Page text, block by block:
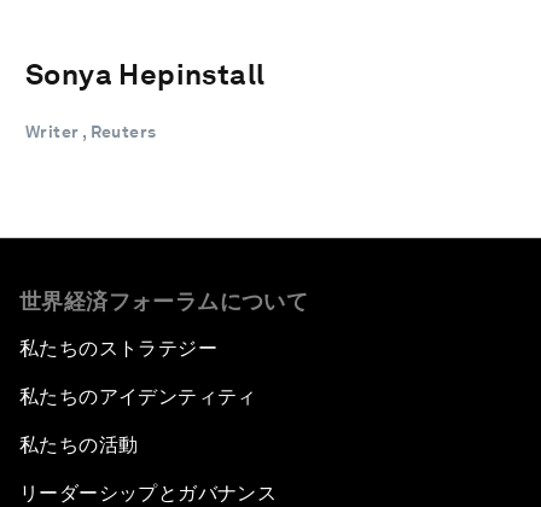
Sonya Hepinstall
Writer , Reuters
世界経済フォーラムについて
私たちのストラテジー
私たちのアイデンティティ
私たちの活動
リーダーシップとガバナンス